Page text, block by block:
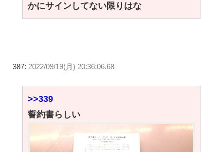
かにサインしてない限りはな
387: 2022/09/19(月) 20:36:06.68
>>339
誓約書らしい